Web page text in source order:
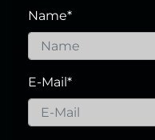
Name*
E-Mail *